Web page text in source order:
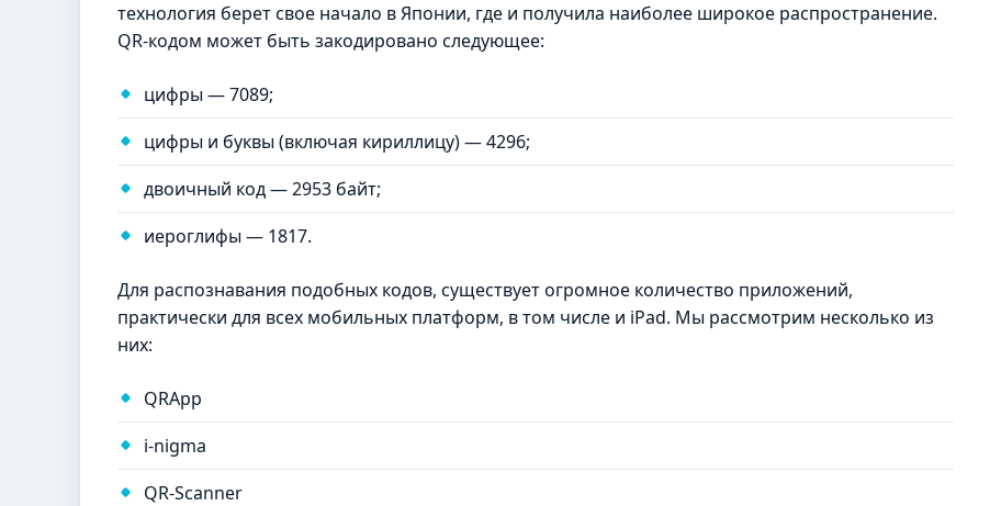
технология берет свое начало в Японии, где и получила наиболее широкое распространение.
QR-кодом может быть закодировано следующее:
цифры — 7089;
цифры и буквы (включая кириллицу) — 4296;
двоичный код — 2953 байт;
иероглифы — 1817.
Для распознавания подобных кодов, существует огромное количество приложений,
практически для всех мобильных платформ, в том числе и iPad. Мы рассмотрим несколько из
них:
QRApp
i-nigma
QR-Scanner